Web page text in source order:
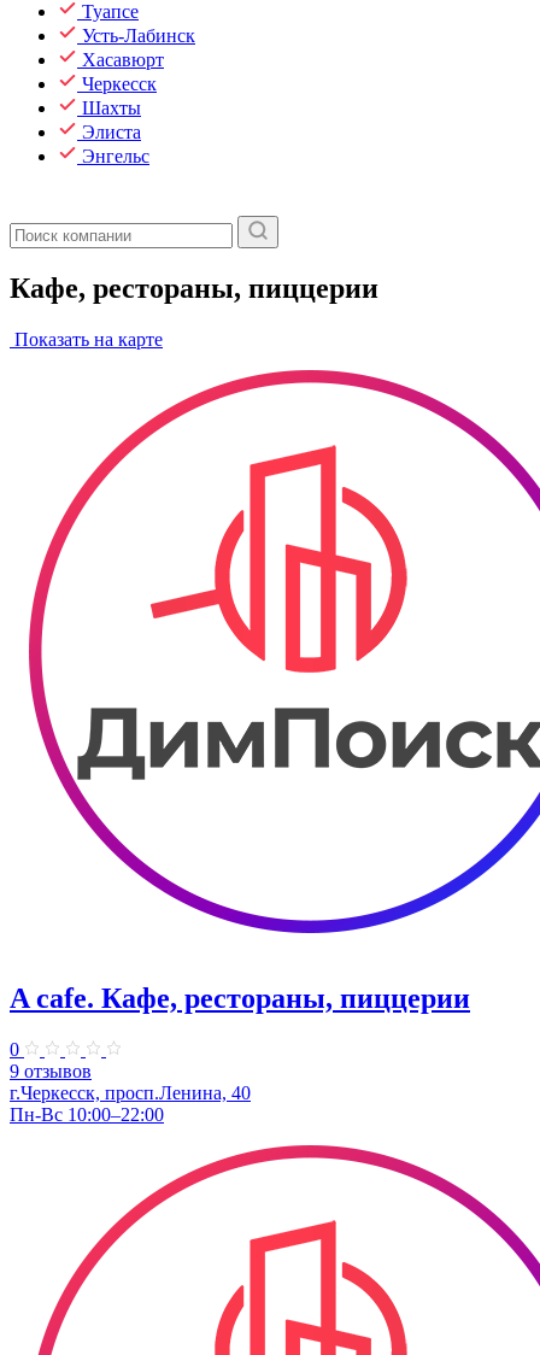
Туапсе
Усть-Лабинск
Хасавюрт
Черкесск
Шахты
Элиста
Энгельс
Кафе, рестораны, пиццерии
Показать на карте
A cafe. Кафе, рестораны, пиццерии
0
9 отзывов
г.Черкесск, просп.Ленина, 40
Пн-Вс 10:00–22:00